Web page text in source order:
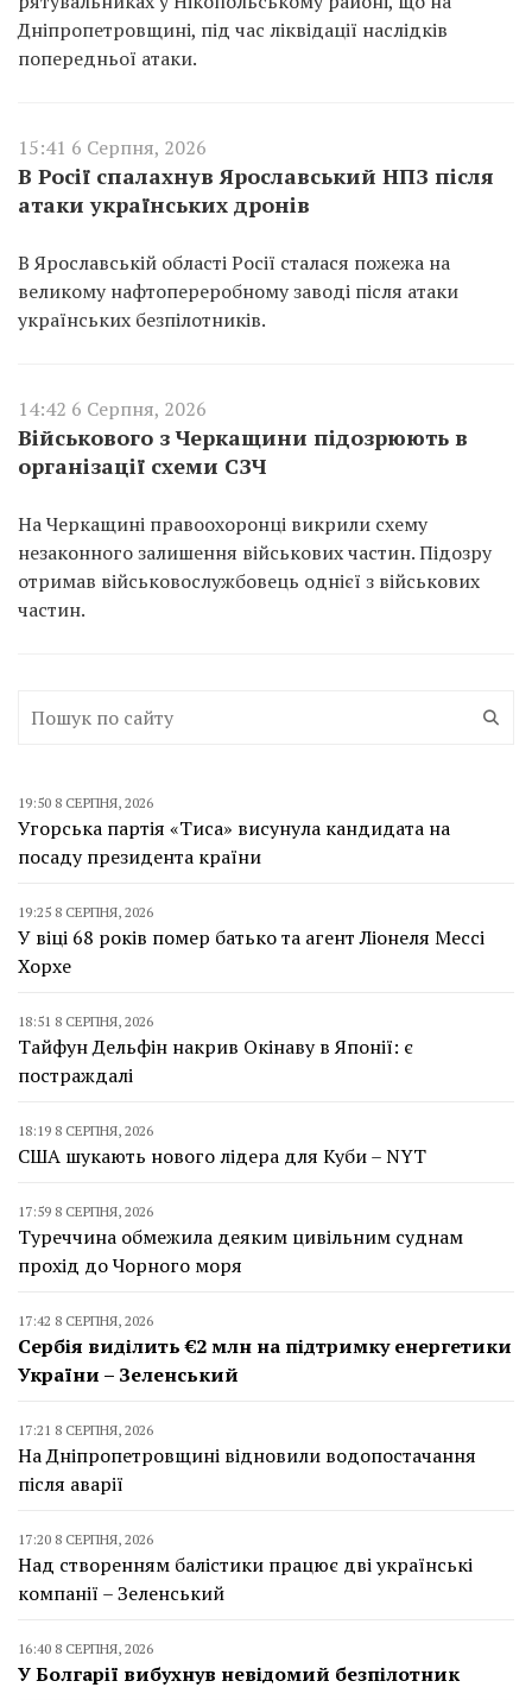
Дніпропетровщині, під час ліквідації наслідків
попередньої атаки.
15:41 6 Серпня, 2026
В Росії спалахнув Ярославський НПЗ після
атаки українських дронів
В Ярославській області Росії сталася пожежа на
великому нафтопереробному заводі після атаки
українських безпілотників.
14:42 6 Серпня, 2026
Військового з Черкащини підозрюють в
організації схеми СЗЧ
На Черкащині правоохоронці викрили схему
незаконного залишення військових частин. Підозру
отримав військовослужбовець однієї з військових
частин.
19:50 8 СЕРПНЯ, 2026
Угорська партія «Тиса» висунула кандидата на
посаду президента країни
19:25 8 СЕРПНЯ, 2026
У віці 68 років помер батько та агент Ліонеля Мессі
Хорхе
18:51 8 СЕРПНЯ, 2026
Тайфун Дельфін накрив Окінаву в Японії: є
постраждалі
18:19 8 СЕРПНЯ, 2026
США шукають нового лідера для Куби – NYT
17:59 8 СЕРПНЯ, 2026
Туреччина обмежила деяким цивільним суднам
прохід до Чорного моря
17:42 8 СЕРПНЯ, 2026
Сербія виділить €2 млн на підтримку енергетики
України – Зеленський
17:21 8 СЕРПНЯ, 2026
На Дніпропетровщині відновили водопостачання
після аварії
17:20 8 СЕРПНЯ, 2026
Над створенням балістики працює дві українські
компанії – Зеленський
16:40 8 СЕРПНЯ, 2026
У Болгарії вибухнув невідомий безпілотник